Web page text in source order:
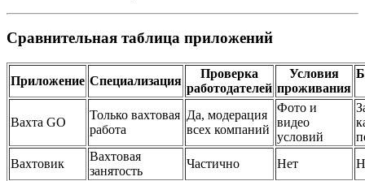
Сравнительная таблица приложений
Приложение Специализация
Проверка
работодателей
Условия
проживания
Вахта GO
Только вахтовая
работа
Да, модерация
всех компаний
Фото и
видео
условий
Вахтовик
Вахтовая
занятость
Частично Нет